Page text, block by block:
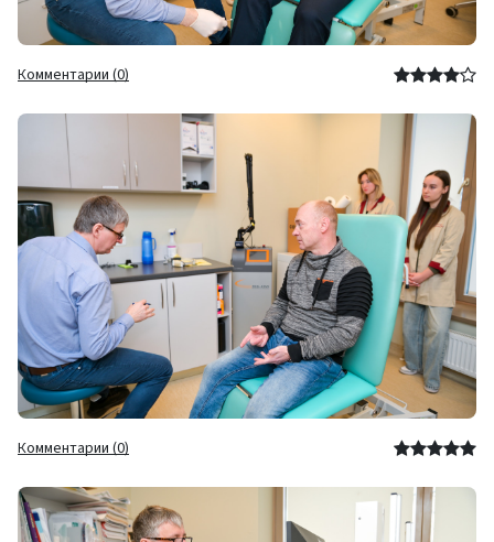
Комментарии (0)
Комментарии (0)